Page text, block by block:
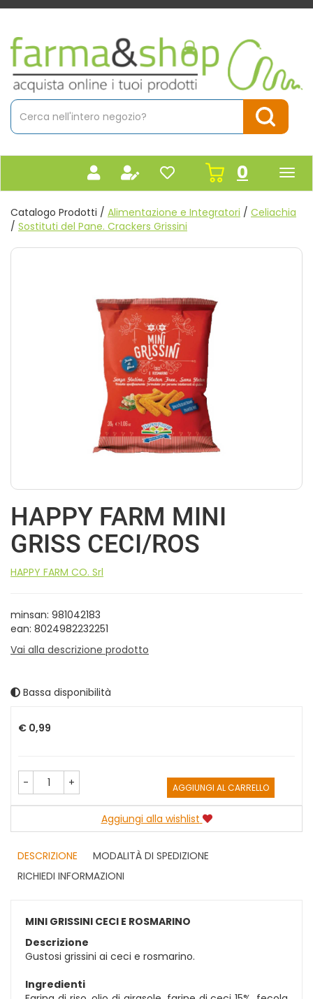
Passa
contenuto
principale
Farmacia
Massaro
Cerca
Prodotto
Cerca
0inseriti
Catalogo Prodotti / Alimentazione e Integratori / Celiachia
/ Sostituti del Pane. Crackers Grissini
HAPPY FARM MINI
GRISS CECI/ROS
HAPPY FARM CO. Srl
minsan: 981042183
ean: 8024982232251
Vai alla descrizione prodotto
Bassa disponibilità
€ 0,99
- + AGGIUNGI AL CARRELLO
Aggiungi alla wishlist
DESCRIZIONE
MODALITÀ DI SPEDIZIONE
RICHIEDI INFORMAZIONI
MINI GRISSINI CECI E ROSMARINO
Descrizione
Gustosi grissini ai ceci e rosmarino.
Ingredienti